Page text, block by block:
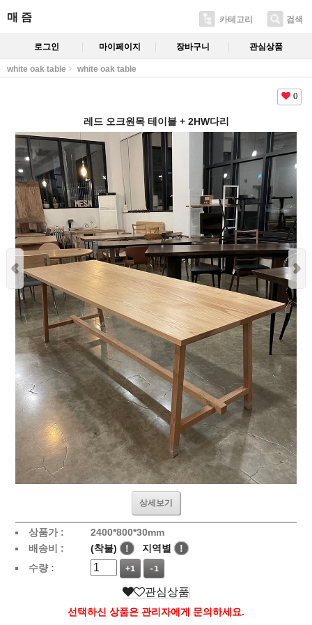
매 즘 카테고리 검색
로그인 마이페이지 장바구니 관심상품
white oak table white oak table
0
레드 오크원목 테이블 + 2HW다리
상세보기
상품가 :
2400*800*30mm
배송비 :
(착불) ! 지역별
!
수량 :
+1 -1
관심상품
선택하신 상품은 관리자에게 문의하세요.